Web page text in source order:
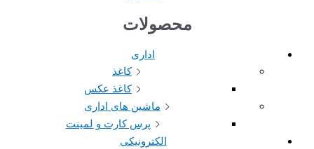
محصولات
اداری
کاغذ
کاغذ عکس
ماشین های اداری
پرس کارت و لمینت
الکترونیکی